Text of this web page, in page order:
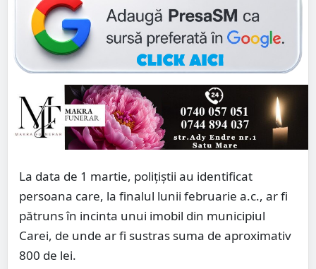
La data de 1 martie, polițiștii au identificat
persoana care, la finalul lunii februarie a.c., ar fi
pătruns în incinta unui imobil din municipiul
Carei, de unde ar fi sustras suma de aproximativ
800 de lei.